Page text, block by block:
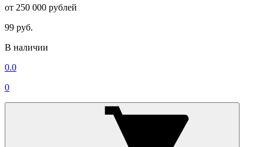
от 250 000 рублей
99 руб.
В наличии
0.0
0